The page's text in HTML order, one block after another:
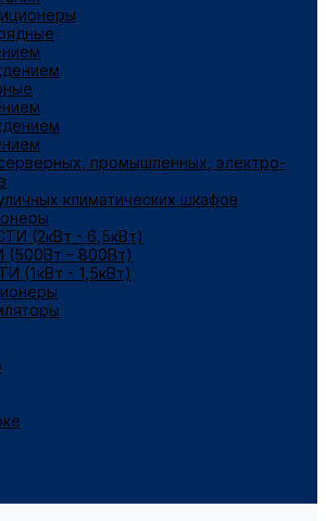
промышленных, электро-
климатических шкафов
(2кВт - 6,5кВт)
– 800Вт)
(1кВт - 1,5кВт)